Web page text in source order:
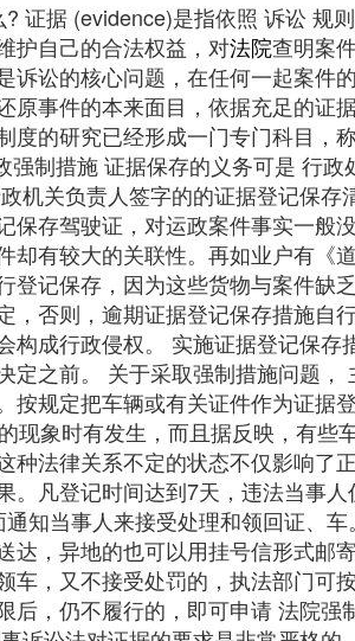
证据 (evidence)是指依照 诉讼 规
护自己的合法权益，对法院查明案
诉讼的核心问题，在任何一起案件
原事件的本来面目，依据充足的证
度的研究已经形成一门专门科目，
强制措施 证据保存的义务可是 行政
机关负责人签字的的证据登记保存
保存驾驶证，对运政案件事实一般
却有较大的关联性。再如业户有《
登记保存，因为这些货物与案件缺
，否则，逾期证据登记保存措施自
构成行政侵权。 实施证据登记保存
定之前。 关于采取强制措施问题，
按规定把车辆或有关证件作为证据
现象时有发生，而且据反映，有些
种法律关系不定的状态不仅影响了
凡登记时间达到7天，违法当事人
知当事人来接受处理和领回证、
达，异地的也可以用挂号信形式邮
，又不接受处罚的，执法部门可
后，仍不履行的，即可申请 法院强